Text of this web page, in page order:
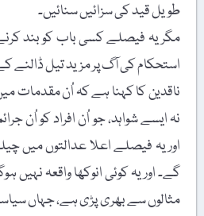
طویل قید کی سزائیں سنائیں۔
مگر یہ فیصلے کسی باب کو بند
استحکام کی آگ پر مزید تیل ڈالنے
ناقدین کا کہنا ہے کہ اُن مقدمات
نہ ایسے شواہد، جو اُن افراد کو اُن
اور یہ فیصلے اعلا عدالتوں میں
گے۔ اور یہ کوئی انوکھا واقعہ نہیں
مثالوں سے بھری پڑی ہے، جہاں